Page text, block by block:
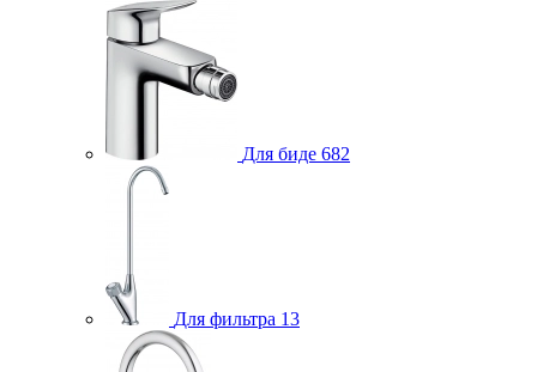
Для биде 682
Для фильтра 13